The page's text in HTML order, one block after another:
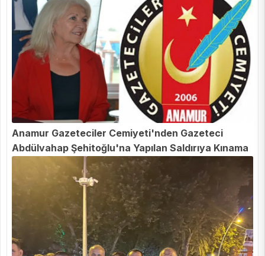
Anamur Gazeteciler Cemiyeti'nden Gazeteci
Abdülvahap Şehitoğlu'na Yapılan Saldırıya Kınama